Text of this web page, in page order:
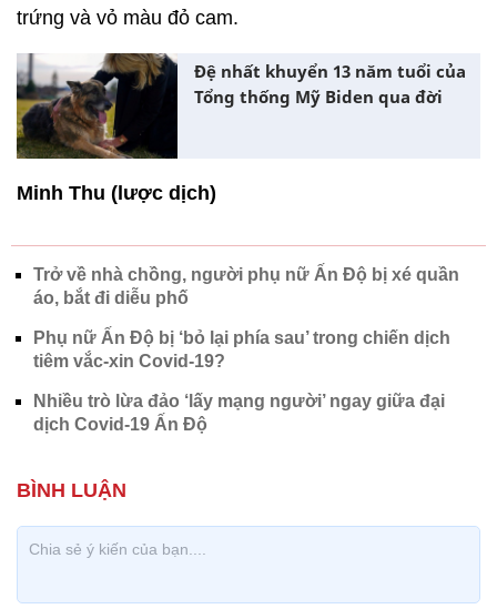
trứng và vỏ màu đỏ cam.
Đệ nhất khuyển 13 năm tuổi của
Tổng thống Mỹ Biden qua đời
Minh Thu (lược dịch)
Trở về nhà chồng, người phụ nữ Ấn Độ bị xé quần
áo, bắt đi diễu phố
Phụ nữ Ấn Độ bị ‘bỏ lại phía sau’ trong chiến dịch
tiêm vắc-xin Covid-19?
Nhiều trò lừa đảo ‘lấy mạng người’ ngay giữa đại
dịch Covid-19 Ấn Độ